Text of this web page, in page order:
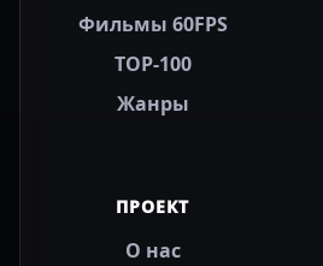
Фильмы 60FPS
TOP-100
Жанры
ПРОЕКТ
О нас